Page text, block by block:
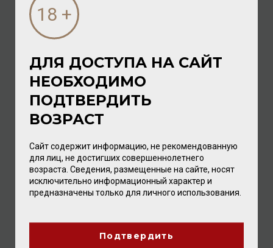
Bas Armagnac Baron de Sigognac 10 ans d'age
Арманьяк
ДЛЯ ДОСТУПА НА САЙТ
НЕОБХОДИМО
ПОДТВЕРДИТЬ
ВОЗРАСТ
Сайт содержит информацию, не рекомендованную
для лиц, не достигших совершеннолетнего
возраста. Сведения, размещенные на сайте, носят
исключительно информационный характер и
предназначены только для личного использования.
Подтвердить